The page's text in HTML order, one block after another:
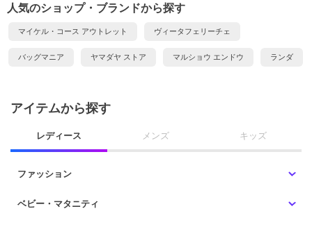
人気のショップ・ブランドから探す
マイケル・コース アウトレット ヴィータフェリーチェ
バッグマニア ヤマダヤ ストア マルショウ エンドウ ランダ
アイテムから探す
レディース メンズ キッズ
ファッション
ベビー・マタニティ